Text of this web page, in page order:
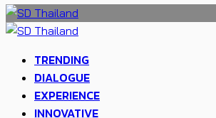
TRENDING
DIALOGUE
EXPERIENCE
INNOVATIVE